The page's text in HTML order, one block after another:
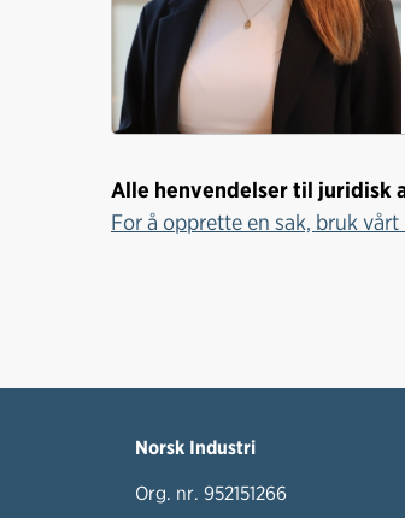
n
Alle henvendelser til juridisk
For å opprette en sak, bruk
Norsk Industri
Org. nr. 952151266